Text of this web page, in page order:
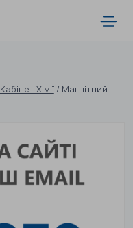
Кабінет Хімії / Магнітний